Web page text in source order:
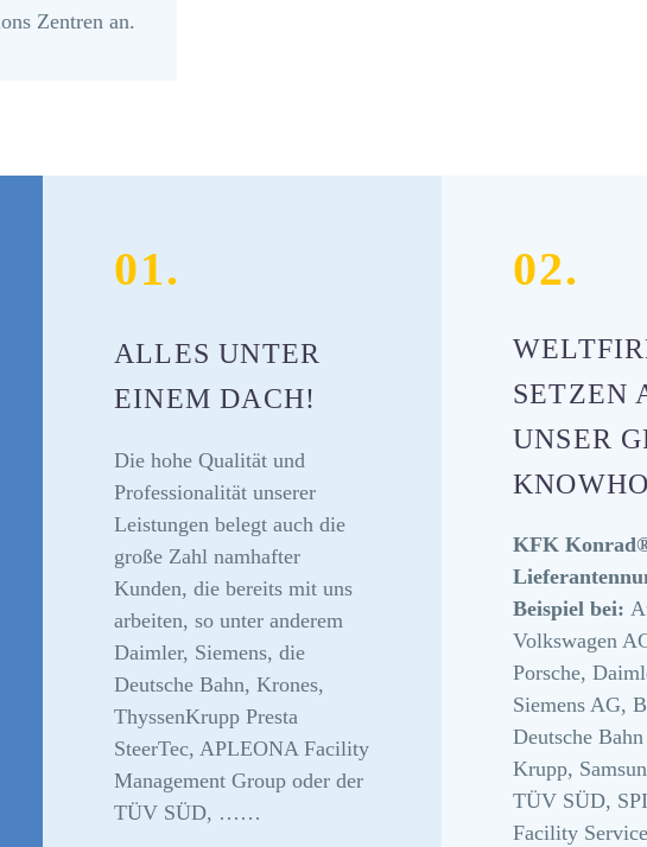
Zentren an.
01.
ALLES UNTER
EINEM DACH!
Die hohe Qualität und
Professionalität unserer
Leistungen belegt auch die
große Zahl namhafter
Kunden, die bereits mit uns
arbeiten, so unter anderem
Daimler, Siemens, die
Deutsche Bahn, Krones,
ThyssenKrupp Presta
SteerTec, APLEONA Facility
Management Group oder der
TÜV SÜD, ……
02.
SETZEN
UNSER
KFK
Beispiel bei:
Volkswagen
Porsche,
Siemens AG,
Deutsche
Krupp,
TÜV SÜD,
Facility